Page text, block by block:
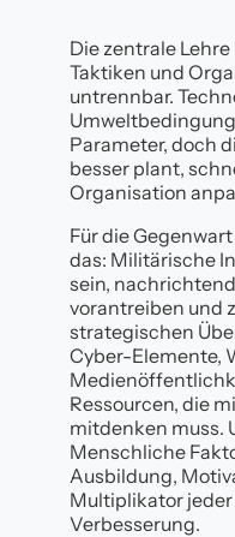
Die zentrale
Taktiken und
untrennbar.
Parameter, doch
besser plant,
Organisation
Für die
das: Militärische
sein,
vorantreiben und
strategischen
Cyber-Elemente,
Ressourcen, die
mitdenken muss.
Menschliche
Ausbildung,
Multiplikator
Verbesserung.